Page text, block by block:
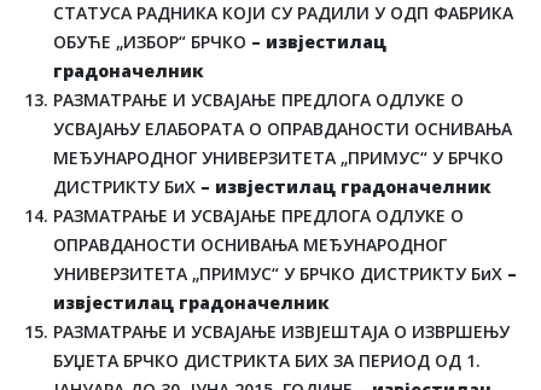
СТАТУСА РАДНИКА КОЈИ СУ РАДИЛИ У ОДП ФАБРИКА
ОБУЋЕ „ИЗБОР“ БРЧКО – извјестилац
градоначелник
РАЗМАТРАЊЕ И УСВАЈАЊЕ ПРЕДЛОГА ОДЛУКЕ О
УСВАЈАЊУ ЕЛАБОРАТА О ОПРАВДАНОСТИ ОСНИВАЊА
МЕЂУНАРОДНОГ УНИВЕРЗИТЕТА „ПРИМУС“ У БРЧКО
ДИСТРИКТУ БиХ – извјестилац градоначелник
РАЗМАТРАЊЕ И УСВАЈАЊЕ ПРЕДЛОГА ОДЛУКЕ О
ОПРАВДАНОСТИ ОСНИВАЊА МЕЂУНАРОДНОГ
УНИВЕРЗИТЕТА „ПРИМУС“ У БРЧКО ДИСТРИКТУ БиХ –
извјестилац градоначелник
РАЗМАТРАЊЕ И УСВАЈАЊЕ ИЗВЈЕШТАЈА О ИЗВРШЕЊУ
БУЏЕТА БРЧКО ДИСТРИКТА БИХ ЗА ПЕРИОД ОД 1.